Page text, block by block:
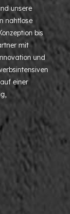
unsere
nahtlose
bis
mit
und
einer